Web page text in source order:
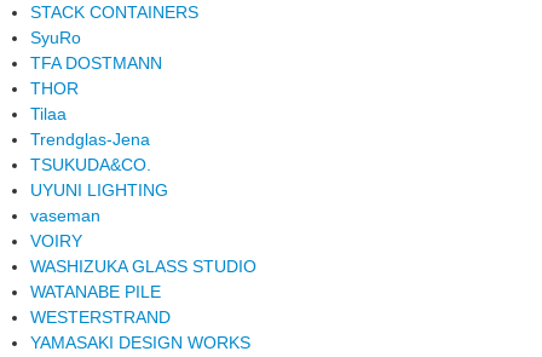
STACK CONTAINERS
SyuRo
TFA DOSTMANN
THOR
Tilaa
Trendglas-Jena
TSUKUDA&CO.
UYUNI LIGHTING
vaseman
VOIRY
WASHIZUKA GLASS STUDIO
WATANABE PILE
WESTERSTRAND
YAMASAKI DESIGN WORKS